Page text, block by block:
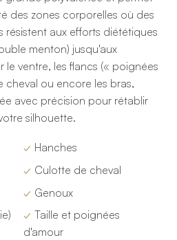
des zones corporelles où des
résistent aux efforts diététiques
menton) jusqu'aux
le ventre, les flancs (« poignées
cheval ou encore les bras,
avec précision pour rétablir
silhouette.
✓ Hanches
✓ Culotte de cheval
✓ Genoux
✓Taille et poignées
d'amour